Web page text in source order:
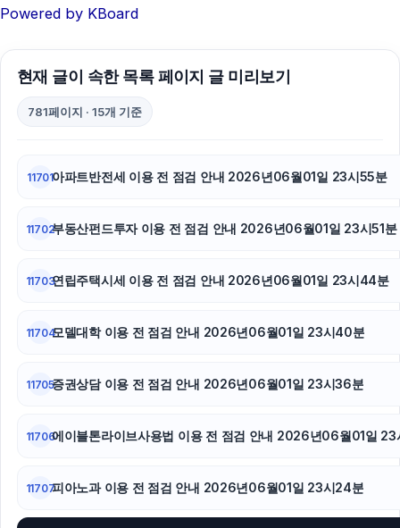
폰테크
Powered by KBoard
현재 글이 속한 목록 페이지 글 미리보기
781페이지 · 15개 기준
11701아파트반전세 이용 전 점검 안내 2026년06월01일 23시55분
11702부동산펀드투자 이용 전 점검 안내 2026년06월01일 23시51분
11703연립주택시세 이용 전 점검 안내 2026년06월01일 23시44분
11704모델대학 이용 전 점검 안내 2026년06월01일 23시40분
11705증권상담 이용 전 점검 안내 2026년06월01일 23시36분
11706에이블톤라이브사용법 이용 전 점검 안내 2026년06월01일
11707피아노과 이용 전 점검 안내 2026년06월01일 23시24분